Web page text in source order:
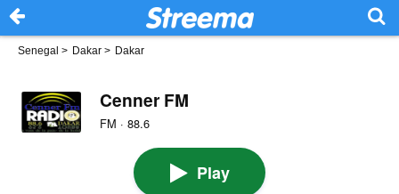
Senegal > Dakar > Dakar
Cenner FM
FM · 88.6
Play